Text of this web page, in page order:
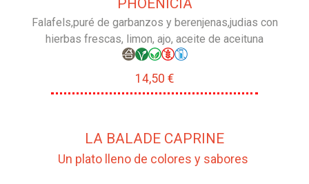
Falafels,puré de garbanzos y berenjenas,judias con
hierbas frescas, limon, ajo, aceite de aceituna
14,50 €
LA BALADE CAPRINE
Un plato lleno de colores y sabores